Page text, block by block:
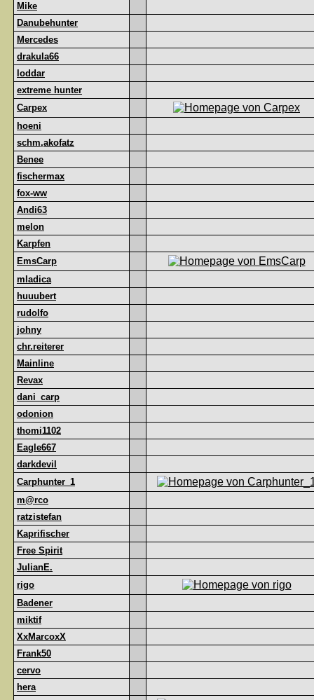
Mike
Danubehunter
Mercedes
drakula66
loddar
extreme hunter
Carpex
hoeni
schm,akofatz
Benee
fischermax
fox-ww
Andi63
melon
Karpfen
EmsCarp
mladica
huuubert
rudolfo
johny
chr.reiterer
Mainline
Revax
dani_carp
odonion
thomi1102
Eagle667
darkdevil
Carphunter_1
m@rco
ratzistefan
Kaprifischer
Free Spirit
JulianE.
rigo
Badener
miktif
XxMarcoxX
Frank50
cervo
hera